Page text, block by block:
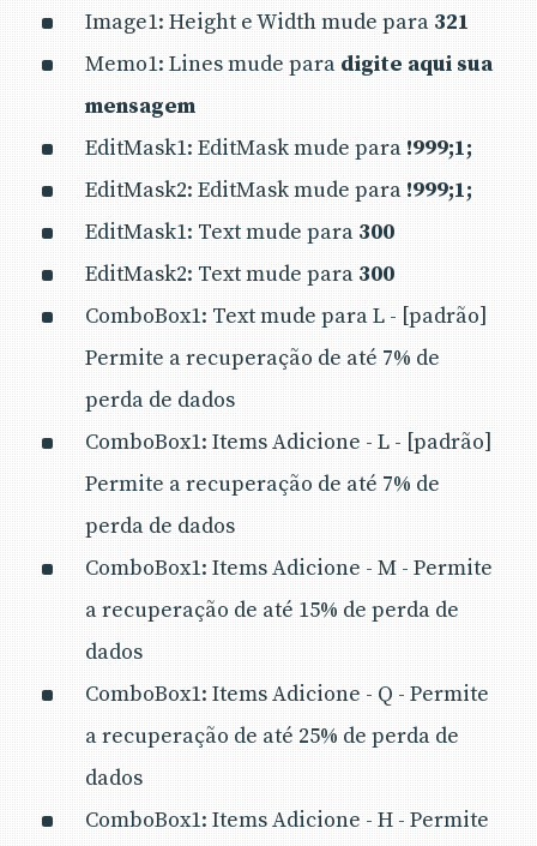
Image1: Height e Width mude para 321
Memo1: Lines mude para digite aqui sua
mensagem
EditMask1: EditMask mude para !999;1;
EditMask2: EditMask mude para !999;1;
EditMask1: Text mude para 300
EditMask2: Text mude para 300
ComboBox1: Text mude para L - [padrão]
Permite a recuperação de até 7% de
perda de dados
ComboBox1: Items Adicione - L - [padrão]
Permite a recuperação de até 7% de
perda de dados
ComboBox1: Items Adicione - M - Permite
a recuperação de até 15% de perda de
dados
ComboBox1: Items Adicione - Q - Permite
a recuperação de até 25% de perda de
dados
ComboBox1: Items Adicione - H - Permite